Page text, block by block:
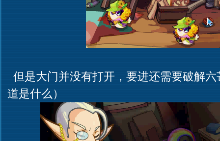
但是大门并没有打开，要进还需要破解
道是什么）